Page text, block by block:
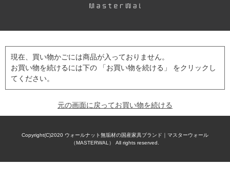
現在、買い物かごには商品が入っておりません。
お買い物を続けるには下の 「お買い物を続ける」 をクリックし
てください。
元の画面に戻ってお買い物を続ける
Copyright(C)2020 ウォールナット無垢材の国産家具ブランド｜マスターウォール
（MASTERWAL） All rights reserved.